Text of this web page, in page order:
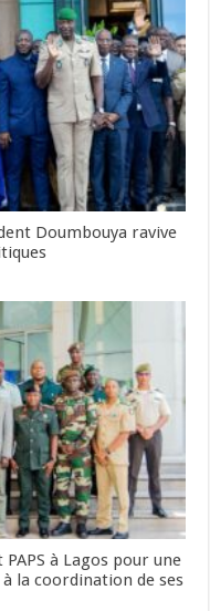
Doumbouya ravive
à Lagos pour une
la coordination de ses